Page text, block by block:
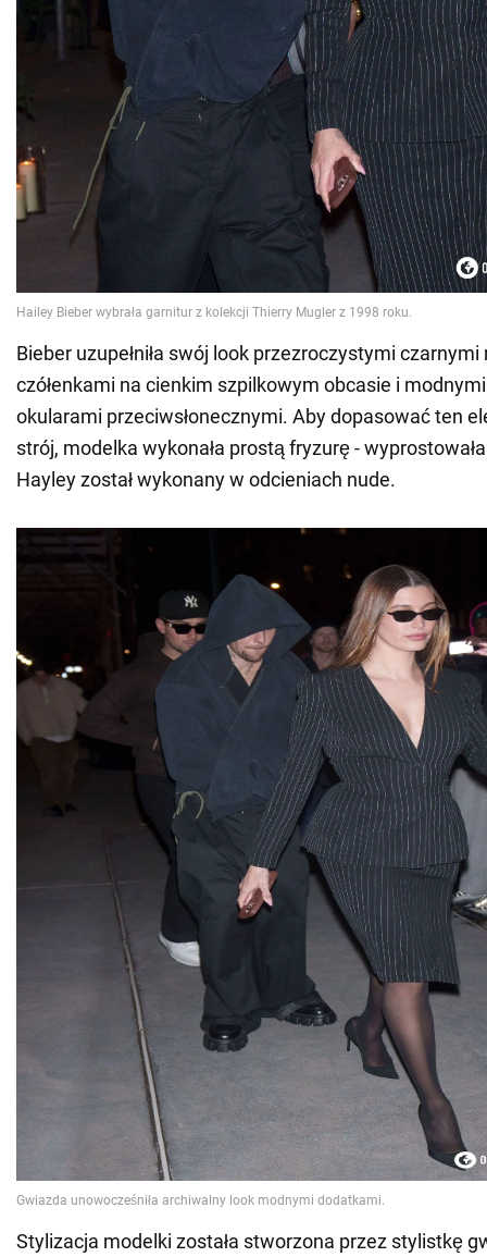
Bieber uzupełniła swój look przezroczystymi
czółenkami na cienkim szpilkowym obcasie i
okularami przeciwsłonecznymi. Aby dopasować ten
strój, modelka wykonała prostą fryzurę -
Hayley został wykonany w odcieniach nude.
Stylizacja modelki została stworzona przez stylistkę